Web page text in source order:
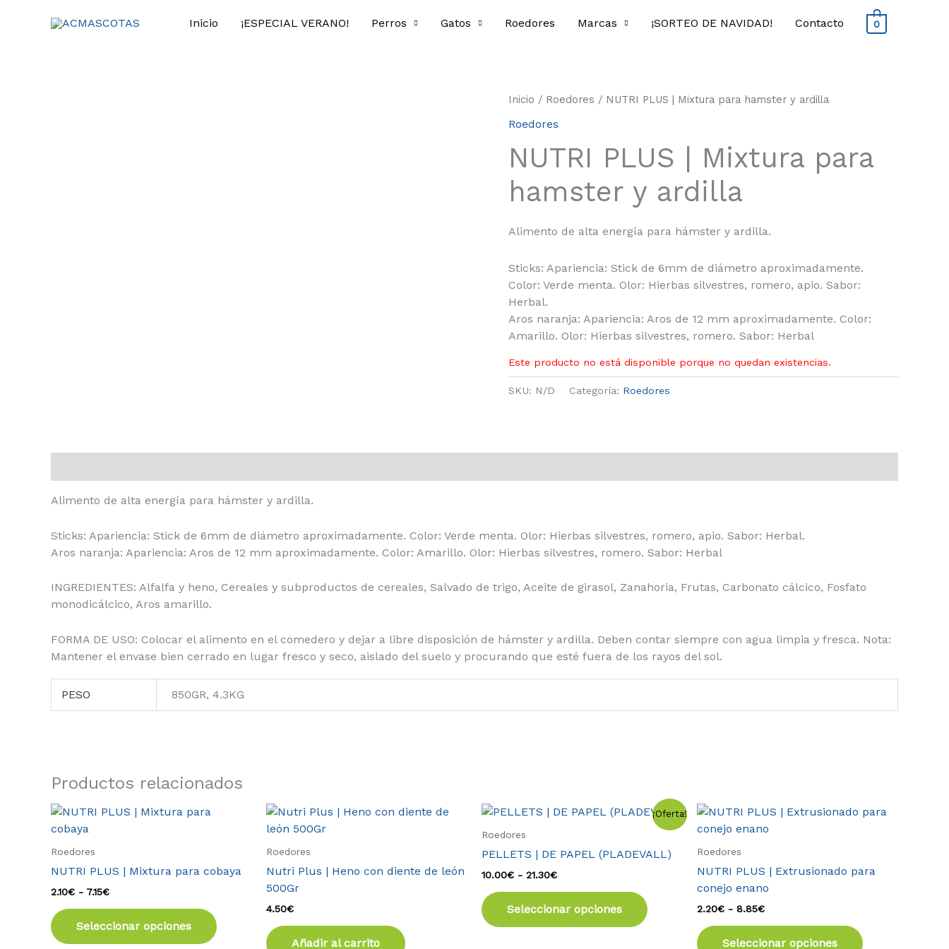
Inicio ¡ESPECIAL VERANO! Perros Gatos Roedores Marcas ¡SORTEO DE NAVIDAD! Contacto 0
Inicio / Roedores / NUTRI PLUS | Mixtura para hamster y ardilla
Roedores
NUTRI PLUS | Mixtura para
hamster y ardilla
Alimento de alta energía para hámster y ardilla.
Sticks: Apariencia: Stick de 6mm de diámetro aproximadamente.
Color: Verde menta. Olor: Hierbas silvestres, romero, apio. Sabor:
Herbal.
Aros naranja: Apariencia: Aros de 12 mm aproximadamente. Color:
Amarillo. Olor: Hierbas silvestres, romero. Sabor: Herbal
Este producto no está disponible porque no quedan existencias.
SKU: N/D Categoría: Roedores
Alimento de alta energía para hámster y ardilla.
Sticks: Apariencia: Stick de 6mm de diámetro aproximadamente. Color: Verde menta. Olor: Hierbas silvestres, romero, apio. Sabor: Herbal.
Aros naranja: Apariencia: Aros de 12 mm aproximadamente. Color: Amarillo. Olor: Hierbas silvestres, romero. Sabor: Herbal
INGREDIENTES: Alfalfa y heno, Cereales y subproductos de cereales, Salvado de trigo, Aceite de girasol, Zanahoria, Frutas, Carbonato cálcico, Fosfato
monodicálcico, Aros amarillo.
FORMA DE USO: Colocar el alimento en el comedero y dejar a libre disposición de hámster y ardilla. Deben contar siempre con agua limpia y fresca. Nota:
Mantener el envase bien cerrado en lugar fresco y seco, aislado del suelo y procurando que esté fuera de los rayos del sol.
PESO 850GR, 4.3KG
Productos relacionados
Roedores
NUTRI PLUS | Mixtura para cobaya
2.10€ - 7.15€
Rango
hasta
Seleccionar opciones
variantes.
se
Roedores
Nutri Plus | Heno con diente de león
500Gr
4.50€
Añadir al carrito
¡Oferta!
Roedores
PELLETS | DE PAPEL (PLADEVALL)
10.00€ - 21.30€
Rango
10.00€
hasta
Seleccionar opciones
Este
producto
múltiples
variantes.
opciones
Roedores
NUTRI PLUS | Extrusionado para
conejo enano
2.20€ - 8.85€
Rango
precios:
hasta
8.85€
Seleccionar opciones
Este
variantes.
pueden